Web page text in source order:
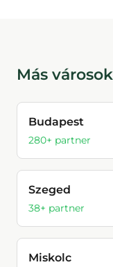
Más városok
Budapest
280+ partner
Szeged
38+ partner
Miskolc